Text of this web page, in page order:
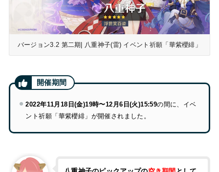
バージョン3.2 第二期| 八重神子(雷) イベント祈願「華紫櫻緋」
2022年11月18日(金)19時〜12月6日(火)15:59の間に、イベ
ント祈願「華紫櫻緋」が開催されました。